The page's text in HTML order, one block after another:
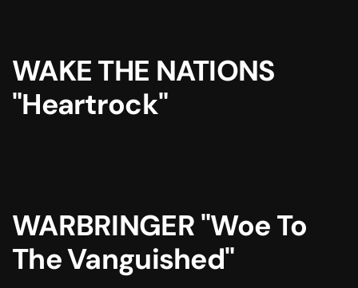
WAKE THE NATIONS
"Heartrock"
WARBRINGER "Woe To
The Vanguished"